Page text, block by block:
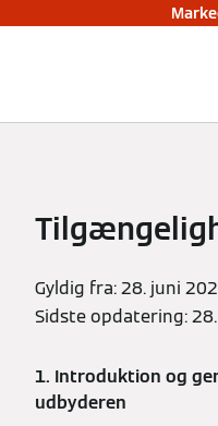
Gyldig fra: 28. juni
Sidste opdatering:
1. Introduktion og
udbyderen